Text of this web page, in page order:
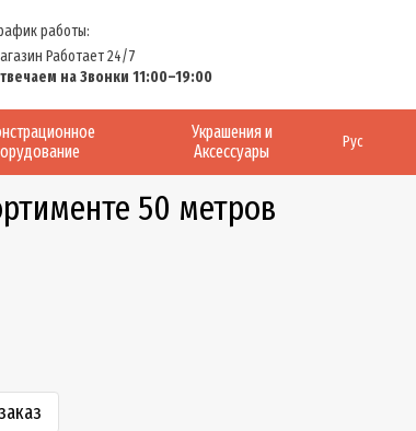
работы:
Работает 24/7
на Звонки 11:00–19:00
Украшения и
Аксессуары
Рус
50 метров